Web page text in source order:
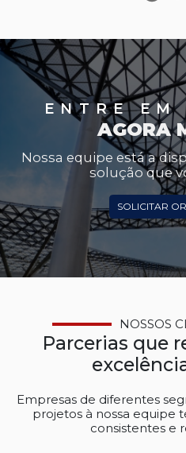
ENTRE EM
AGORA
Nossa equipe está a
solução que
SOLICITAR
NOSSOS
Parcerias que
Empresas de diferentes
projetos à nossa equipe
consistentes e